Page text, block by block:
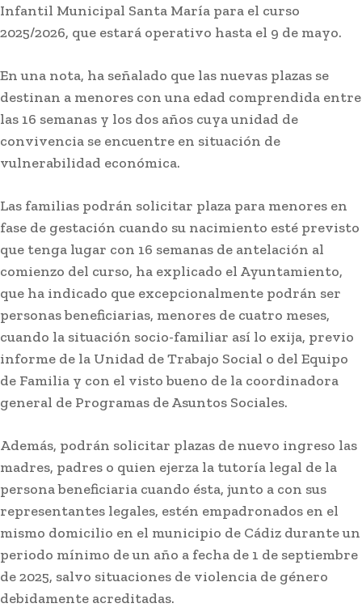
Pesar por la muerte del
empresario hotelero Jan de
turismo en la provincia
Lo más leído
Deportes
Última prueba para el Cádiz en la
pretemporada en su Trofeo
Infantil Municipal Santa María para el curso
2025/2026, que estará operativo hasta el 9 de mayo.
En una nota, ha señalado que las nuevas plazas se
destinan a menores con una edad comprendida entre
las 16 semanas y los dos años cuya unidad de
convivencia se encuentre en situación de
vulnerabilidad económica.
Las familias podrán solicitar plaza para menores en
fase de gestación cuando su nacimiento esté previsto
que tenga lugar con 16 semanas de antelación al
comienzo del curso, ha explicado el Ayuntamiento,
que ha indicado que excepcionalmente podrán ser
personas beneficiarias, menores de cuatro meses,
cuando la situación socio-familiar así lo exija, previo
informe de la Unidad de Trabajo Social o del Equipo
de Familia y con el visto bueno de la coordinadora
general de Programas de Asuntos Sociales.
Además, podrán solicitar plazas de nuevo ingreso las
madres, padres o quien ejerza la tutoría legal de la
persona beneficiaria cuando ésta, junto a con sus
representantes legales, estén empadronados en el
mismo domicilio en el municipio de Cádiz durante un
periodo mínimo de un año a fecha de 1 de septiembre
de 2025, salvo situaciones de violencia de género
debidamente acreditadas.